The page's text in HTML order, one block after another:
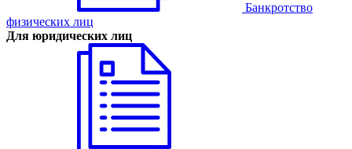
Банкротство
физических лиц
Для юридических лиц